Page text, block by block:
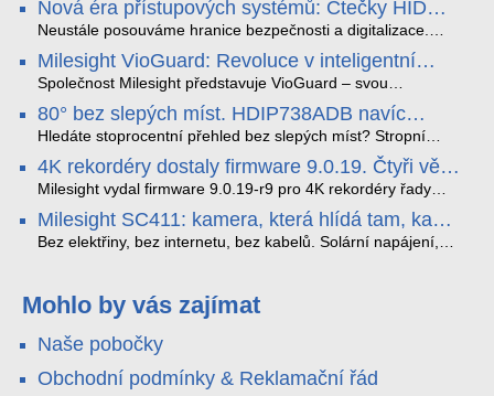
Tromsø přes Lofoty, Kirunu a finské Laponsko až na
Nordkapp. Bez jediného dobití, v mrazu až −13 °C a mimo
otřesy i náklon. Výsledkem není jen čára na mapě, ale
podrobný datový příběh celé cesty.
Nová éra přístupových systémů: Čtečky HID
Signo
Neustále posouváme hranice bezpečnosti a digitalizace.
v oblasti kontroly přístupu – moderní a vysoce univerzální
čtečky HID Signo.
Milesight VioGuard: Revoluce v inteligentní
detekci dopravních přestupků
Společnost Milesight představuje VioGuard – svou
dopravních přestupků. Tento systém, poháněný
sofistikovanými algoritmy umělé inteligence (AI), je navržen
tak, aby poskytoval komplexní nástroje pro vymáhání
dopravních předpisů, zvyšoval bezpečnost na silnicích a
optimalizoval plynulost dopravy v moderních městech.
80° bez slepých míst. HDIP738ADB navíc
streamuje na YouTube – bez PC.
Hledáte stoprocentní přehled bez slepých míst? Stropní
panoramatická kamera HDIP738ADB skládá obraz ze dvou
4MP senzorů SONY do jednoho čistého 180° záběru bez
zkreslení. K tomu přidává AI detekci osob a vozidel,
YouTube – bez běžícího počítače.
4K rekordéry dostaly firmware 9.0.19. Čtyři věci,
které musíte vědět.
Milesight vydal firmware 9.0.19-r9 pro 4K rekordéry řady
které vám zjednoduší práci – a jedna z nich vám ušetří
spoustu zbytečných výjezdů k zákazníkům.
Milesight SC411: kamera, která hlídá tam, kam
kabel nedosáhne
Bez elektřiny, bez internetu, bez kabelů. Solární napájení,
váš telefon. Podívejte se na video.
Mohlo by vás zajímat
Naše pobočky
Obchodní podmínky & Reklamační řád